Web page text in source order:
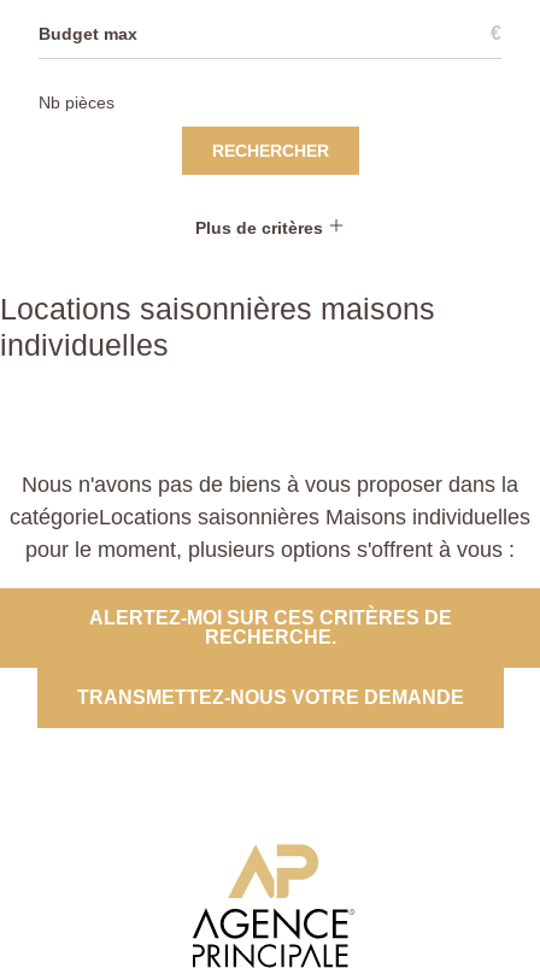
€
RECHERCHER
Plus de critères
Locations saisonnières maisons
individuelles
Nous n'avons pas de biens à vous proposer dans la
catégorieLocations saisonnières Maisons individuelles
pour le moment, plusieurs options s'offrent à vous :
ALERTEZ-MOI SUR CES CRITÈRES DE
RECHERCHE.
TRANSMETTEZ-NOUS VOTRE DEMANDE